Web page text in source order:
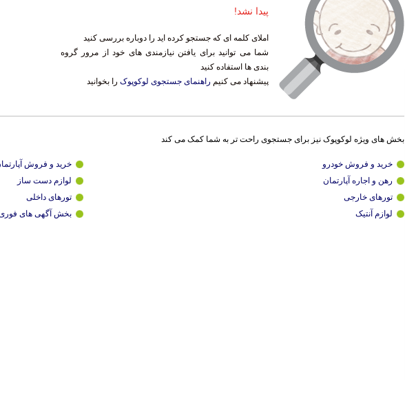
پیدا نشد!
املای کلمه ای که جستجو کرده اید را دوباره بررسی کنید
شما می توانید برای یافتن نیازمندی های خود از مرور گروه
بندی ها استفاده کنید
پیشنهاد می کنیم راهنمای جستجوی لوکوپوک را بخوانید
بخش های ویژه لوکوپوک نیز برای جستجوی راحت تر به شما کمک می کند
خرید و فروش خودرو
خرید و فروش
رهن و اجاره آپارتمان
لوازم دست ساز
تورهای خارجی
تورهای داخلی
لوازم آنتیک
بخش آگهی های